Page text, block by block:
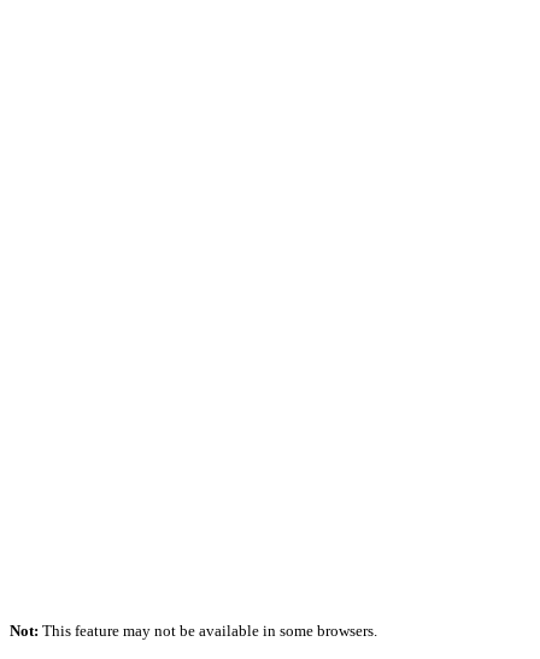
Not: This feature may not be available in some browsers.